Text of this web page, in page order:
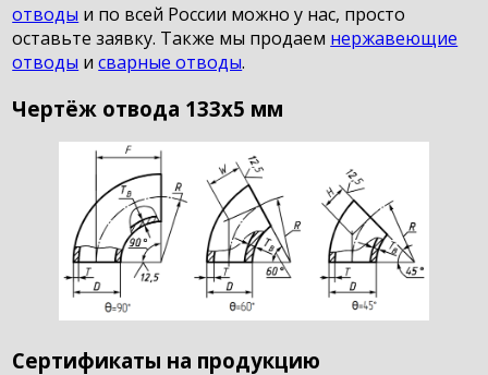
отводы и по всей России можно у нас, просто
оставьте заявку. Также мы продаем нержавеющие
отводы исварные отводы.
Чертёж отвода 133х5 мм
Сертификаты на продукцию